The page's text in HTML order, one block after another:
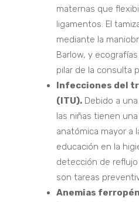
maternas que
ligamentos. El
mediante la
Barlow, y
pilar de la consulta
Infecciones del
(ITU).Debido a
las niñas tienen
anatómica mayor a
educación en la
detección de
son tareas
Anemias